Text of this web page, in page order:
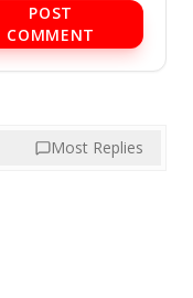
POST
COMMENT
Most Replies